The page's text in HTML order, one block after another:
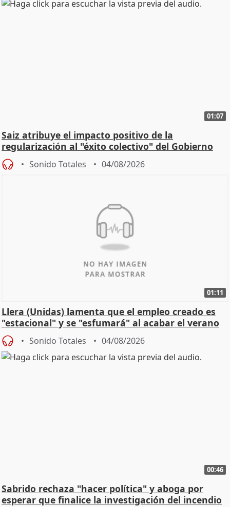
01:07
Saiz atribuye el impacto positivo de la
regularización al "éxito colectivo" del Gobierno
Sonido Totales 04/08/2026
01:11
Llera (Unidas) lamenta que el empleo creado es
"estacional" y se "esfumará" al acabar el verano
Sonido Totales 04/08/2026
00:46
Sabrido rechaza "hacer política" y aboga por
esperar que finalice la investigación del incendio